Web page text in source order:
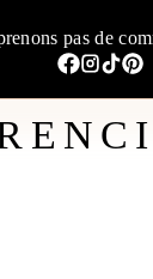
pas de